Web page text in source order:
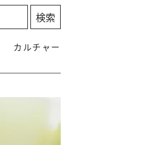
カルチャー